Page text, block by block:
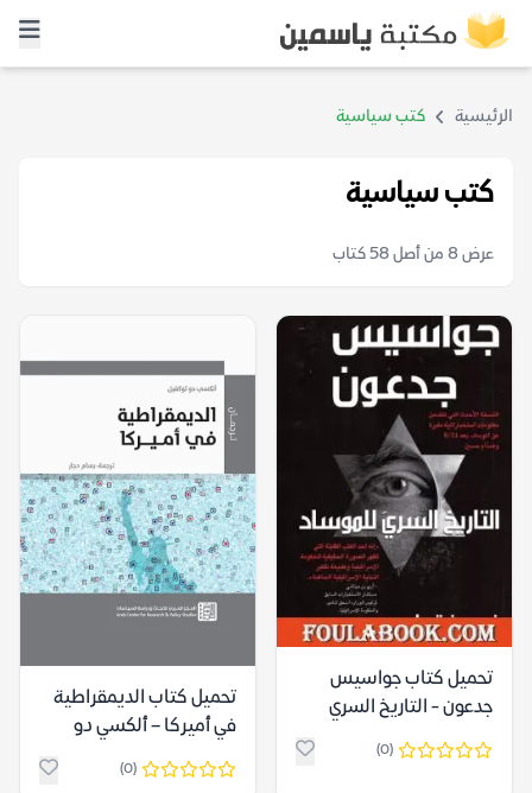
الرئيسية كتب سياسية
كتب سياسية
عرض 8 من أصل 58 كتاب
تحميل كتاب جواسيس
جدعون - التاريخ السري
للموساد pdf
(0)
تحميل كتاب الديمقراطية
في أميركا – ألكسي دو
توكفيل
(0)